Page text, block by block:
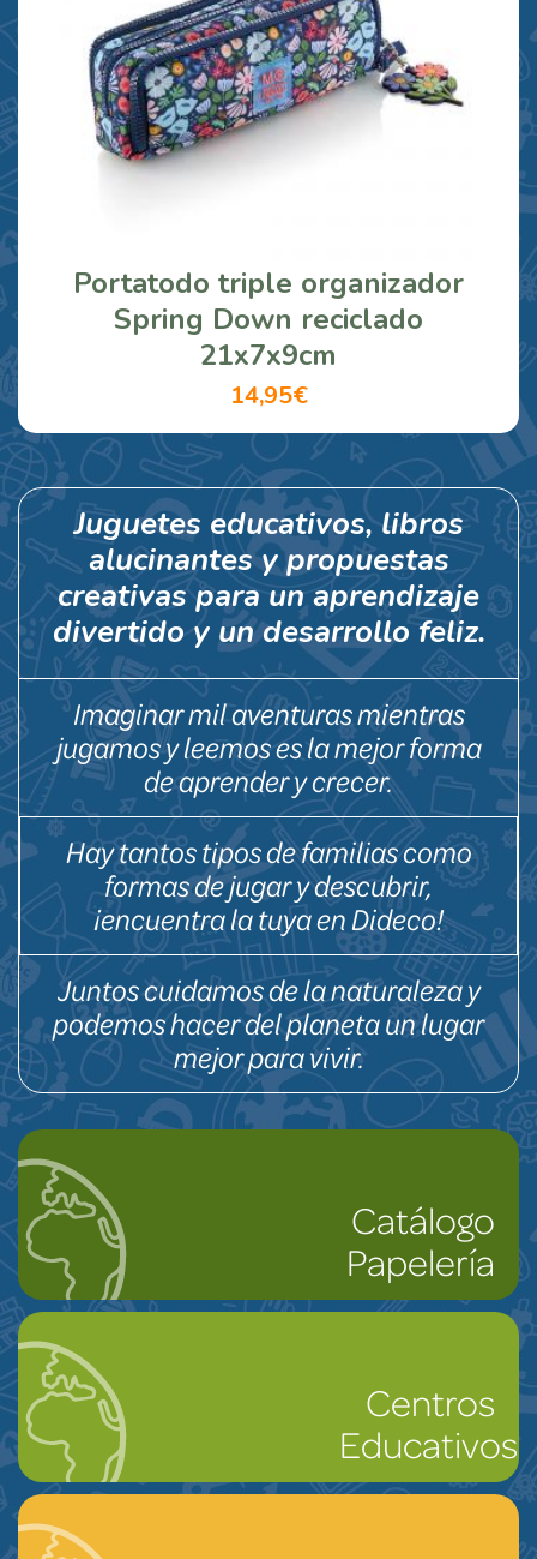
Portatodo triple organizador
Spring Down reciclado
21x7x9cm
14,95€
Juguetes educativos, libros
alucinantes y propuestas
creativas para un aprendizaje
divertido y un desarrollo feliz.
Imaginar mil aventuras mientras
jugamos y leemos es la mejor forma
de aprender y crecer.
Hay tantos tipos de familias como
formas de jugar y descubrir,
¡encuentra la tuya en Dideco!
Juntos cuidamos de la naturaleza y
podemos hacer del planeta un lugar
mejor para vivir.
Catálogo
Papelería
Centros
Educativos